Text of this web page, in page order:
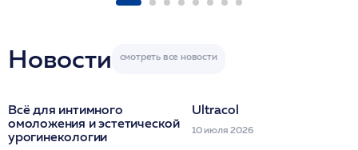
Новости
Всё для интимного
омоложения и эстетической
урогинекологии
Ultracol
10 июля 2026